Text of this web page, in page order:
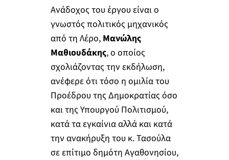
Ανάδοχος του έργου είναι ο
γνωστός πολιτικός μηχανικός
από τη Λέρο, Μανώλης
Μαθιουδάκης, ο οποίος
σχολιάζοντας την εκδήλωση,
ανέφερε ότι τόσο η ομιλία του
Προέδρου της Δημοκρατίας όσο
και της Υπουργού Πολιτισμού,
κατά τα εγκαίνια αλλά και κατά
την ανακήρυξη του κ. Τασούλα
σε επίτιμο δημότη Αγαθονησίου,